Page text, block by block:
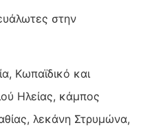
στην
Κωπαϊδικό και
Ηλείας, κάμπος
λεκάνη Στρυμώνα,